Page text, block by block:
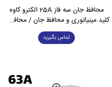
محافظ جان سه فاز 25A الکترو کاوه
کلید مینیاتوری و محافظ جان / محافظ جان
تماس بگیرید